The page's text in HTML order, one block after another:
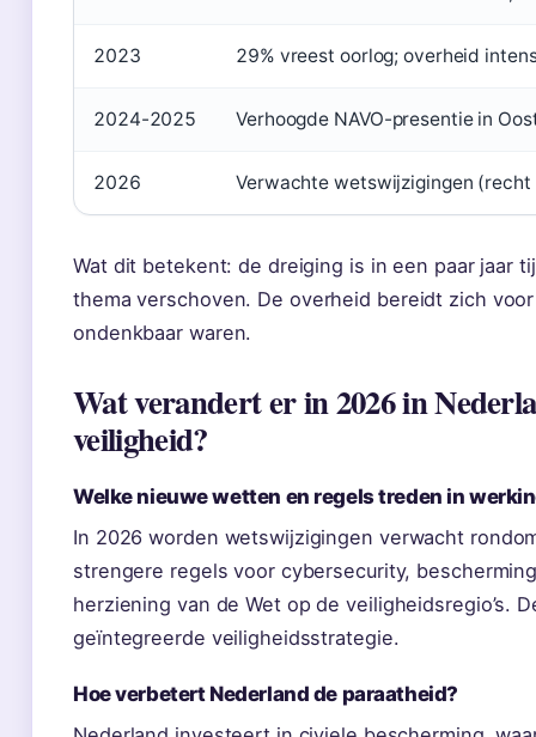
2023 29% vreest oorlog; overheid
2024-2025 Verhoogde NAVO-presentie in
2026 Verwachte wetswijzigingen (recht
Wat dit betekent: de dreiging is in een paar jaar
thema verschoven. De overheid bereidt zich
ondenkbaar waren.
Wat verandert er in 2026 in
veiligheid?
Welke nieuwe wetten en regels treden in
In 2026 worden wetswijzigingen verwacht
strengere regels voor cybersecurity,
herziening van de Wet op de veiligheidsregio’s.
geïntegreerde veiligheidsstrategie.
Hoe verbetert Nederland de paraatheid?